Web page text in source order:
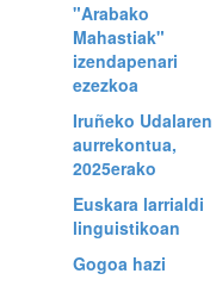
"Arabako
Mahastiak"
izendapenari
ezezkoa
Iruñeko Udalaren
aurrekontua,
2025erako
Euskara larrialdi
linguistikoan
Gogoa hazi